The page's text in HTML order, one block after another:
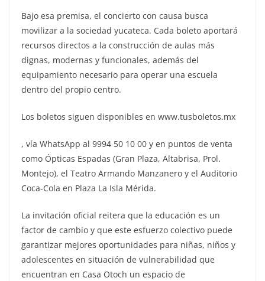
Bajo esa premisa, el concierto con causa busca
movilizar a la sociedad yucateca. Cada boleto aportará
recursos directos a la construcción de aulas más
dignas, modernas y funcionales, además del
equipamiento necesario para operar una escuela
dentro del propio centro.
Los boletos siguen disponibles en www.tusboletos.mx
, vía WhatsApp al 9994 50 10 00 y en puntos de venta
como Ópticas Espadas (Gran Plaza, Altabrisa, Prol.
Montejo), el Teatro Armando Manzanero y el Auditorio
Coca-Cola en Plaza La Isla Mérida.
La invitación oficial reitera que la educación es un
factor de cambio y que este esfuerzo colectivo puede
garantizar mejores oportunidades para niñas, niños y
adolescentes en situación de vulnerabilidad que
encuentran en Casa Otoch un espacio de